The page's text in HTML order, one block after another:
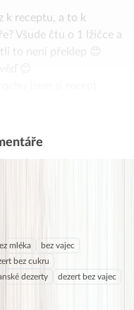
k receptu, a to k
Všude čtu o 1 lžičce a
to není překlep 😊
mléka
bez vajec
bez cukru
dezerty
dezert bez vajec